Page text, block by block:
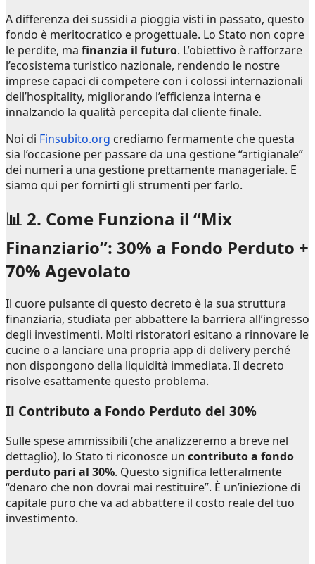
A differenza dei sussidi a pioggia visti in passato, questo
fondo è meritocratico e progettuale. Lo Stato non copre
le perdite, ma finanzia il futuro. L’obiettivo è rafforzare
l’ecosistema turistico nazionale, rendendo le nostre
imprese capaci di competere con i colossi internazionali
dell’hospitality, migliorando l’efficienza interna e
innalzando la qualità percepita dal cliente finale.
Noi di Finsubito.org crediamo fermamente che questa
sia l’occasione per passare da una gestione “artigianale”
dei numeri a una gestione prettamente manageriale. E
siamo qui per fornirti gli strumenti per farlo.
📊 2. Come Funziona il “Mix
Finanziario”: 30% a Fondo Perduto +
70% Agevolato
Il cuore pulsante di questo decreto è la sua struttura
finanziaria, studiata per abbattere la barriera all’ingresso
degli investimenti. Molti ristoratori esitano a rinnovare le
cucine o a lanciare una propria app di delivery perché
non dispongono della liquidità immediata. Il decreto
risolve esattamente questo problema.
Il Contributo a Fondo Perduto del 30%
Sulle spese ammissibili (che analizzeremo a breve nel
dettaglio), lo Stato ti riconosce un contributo a fondo
perduto pari al 30%. Questo significa letteralmente
“denaro che non dovrai mai restituire”. È un’iniezione di
capitale puro che va ad abbattere il costo reale del tuo
investimento.